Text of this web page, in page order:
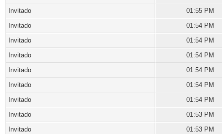
Invitado
01:55 PM
Invitado
01:54 PM
Invitado
01:54 PM
Invitado
01:54 PM
Invitado
01:54 PM
Invitado
01:54 PM
Invitado
01:54 PM
Invitado
01:53 PM
Invitado
01:53 PM